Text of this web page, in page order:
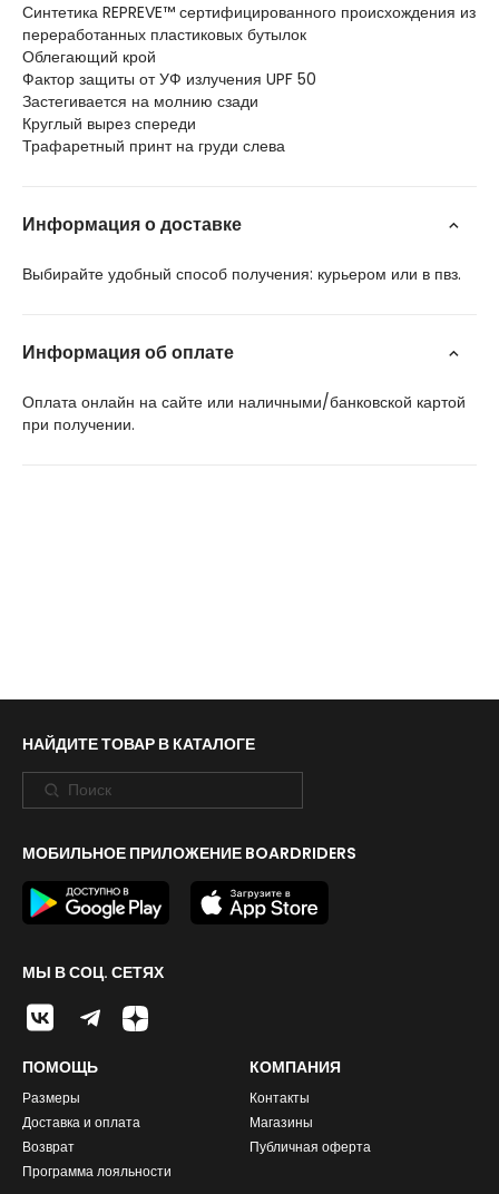
Синтетика REPREVE™ сертифицированного происхождения из
переработанных пластиковых бутылок
Облегающий крой
Фактор защиты от УФ излучения UPF 50
Застегивается на молнию сзади
Круглый вырез спереди
Трафаретный принт на груди слева
Информация о доставке
Выбирайте удобный способ получения: курьером или в пвз.
Информация об оплате
Оплата онлайн на сайте или наличными/банковской картой
при получении.
НАЙДИТЕ ТОВАР В КАТАЛОГЕ
МОБИЛЬНОЕ ПРИЛОЖЕНИЕ BOARDRIDERS
МЫ В СОЦ. СЕТЯХ
ПОМОЩЬ
Размеры
Доставка и оплата
Возврат
Программа лояльности
КОМПАНИЯ
Контакты
Магазины
Публичная оферта